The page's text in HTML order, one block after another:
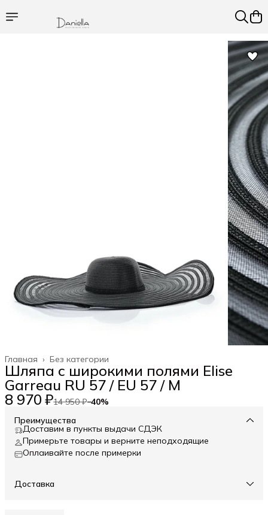
Без категории
Главная ›
Шляпа с широкими полями Elise
Garreau RU 57 / EU 57 / M
8 970 ₽14 950 ₽−40%
Преимущества
Доставим в пункты выдачи СДЭК
Примерьте товары и верните неподходящие
Оплаивайте после примерки
Доставка